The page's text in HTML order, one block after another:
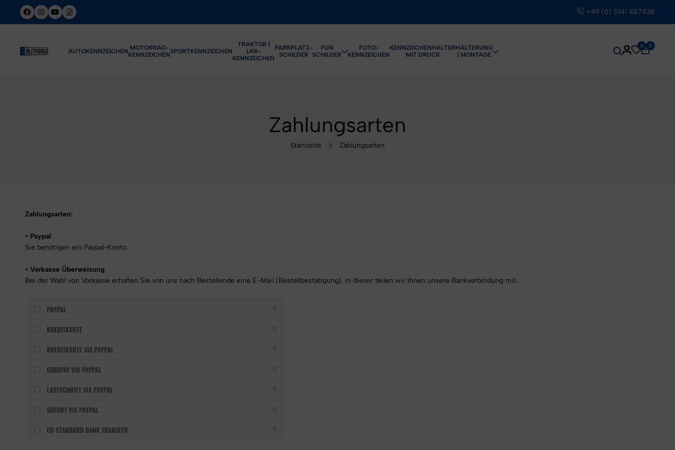
+49 (0) 5141 487438
AUTOKENNZEICHEN MOTORRAD-
KENNZEICHENSPORTKENNZEICHEN
TRAKTOR |
LKR-
KENNZEICHEN
PARKPLATZ-
SCHILDER
FUN
SCHILDER
FOTO-
KENNZEICHEN
KENNZEICHENHALTER
MIT DRUCK
HALTERUNG
| MONTAGE
0 0
Zahlungsarten
Startseite Zahlungsarten
Zahlungsarten:
• Paypal
Sie benötigen ein Paypal-Konto.
• Vorkasse Überweisung
Bei der Wahl von Vorkasse erhalten Sie von uns nach Bestellende eine E-Mail (Bestellbestätigung). In dieser teilen wir Ihnen unsere Bankverbindung mit.